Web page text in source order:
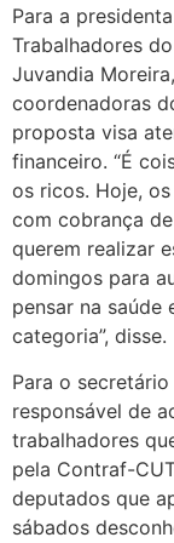
Para a
Trabalhadores
Juvandia
coordenadoras
proposta visa
financeiro. “É
os ricos. Hoje,
com cobrança
querem realizar
domingos para
pensar na saúde
categoria”, disse.
Para o
responsável de
trabalhadores
pela Contraf-
deputados que
sábados